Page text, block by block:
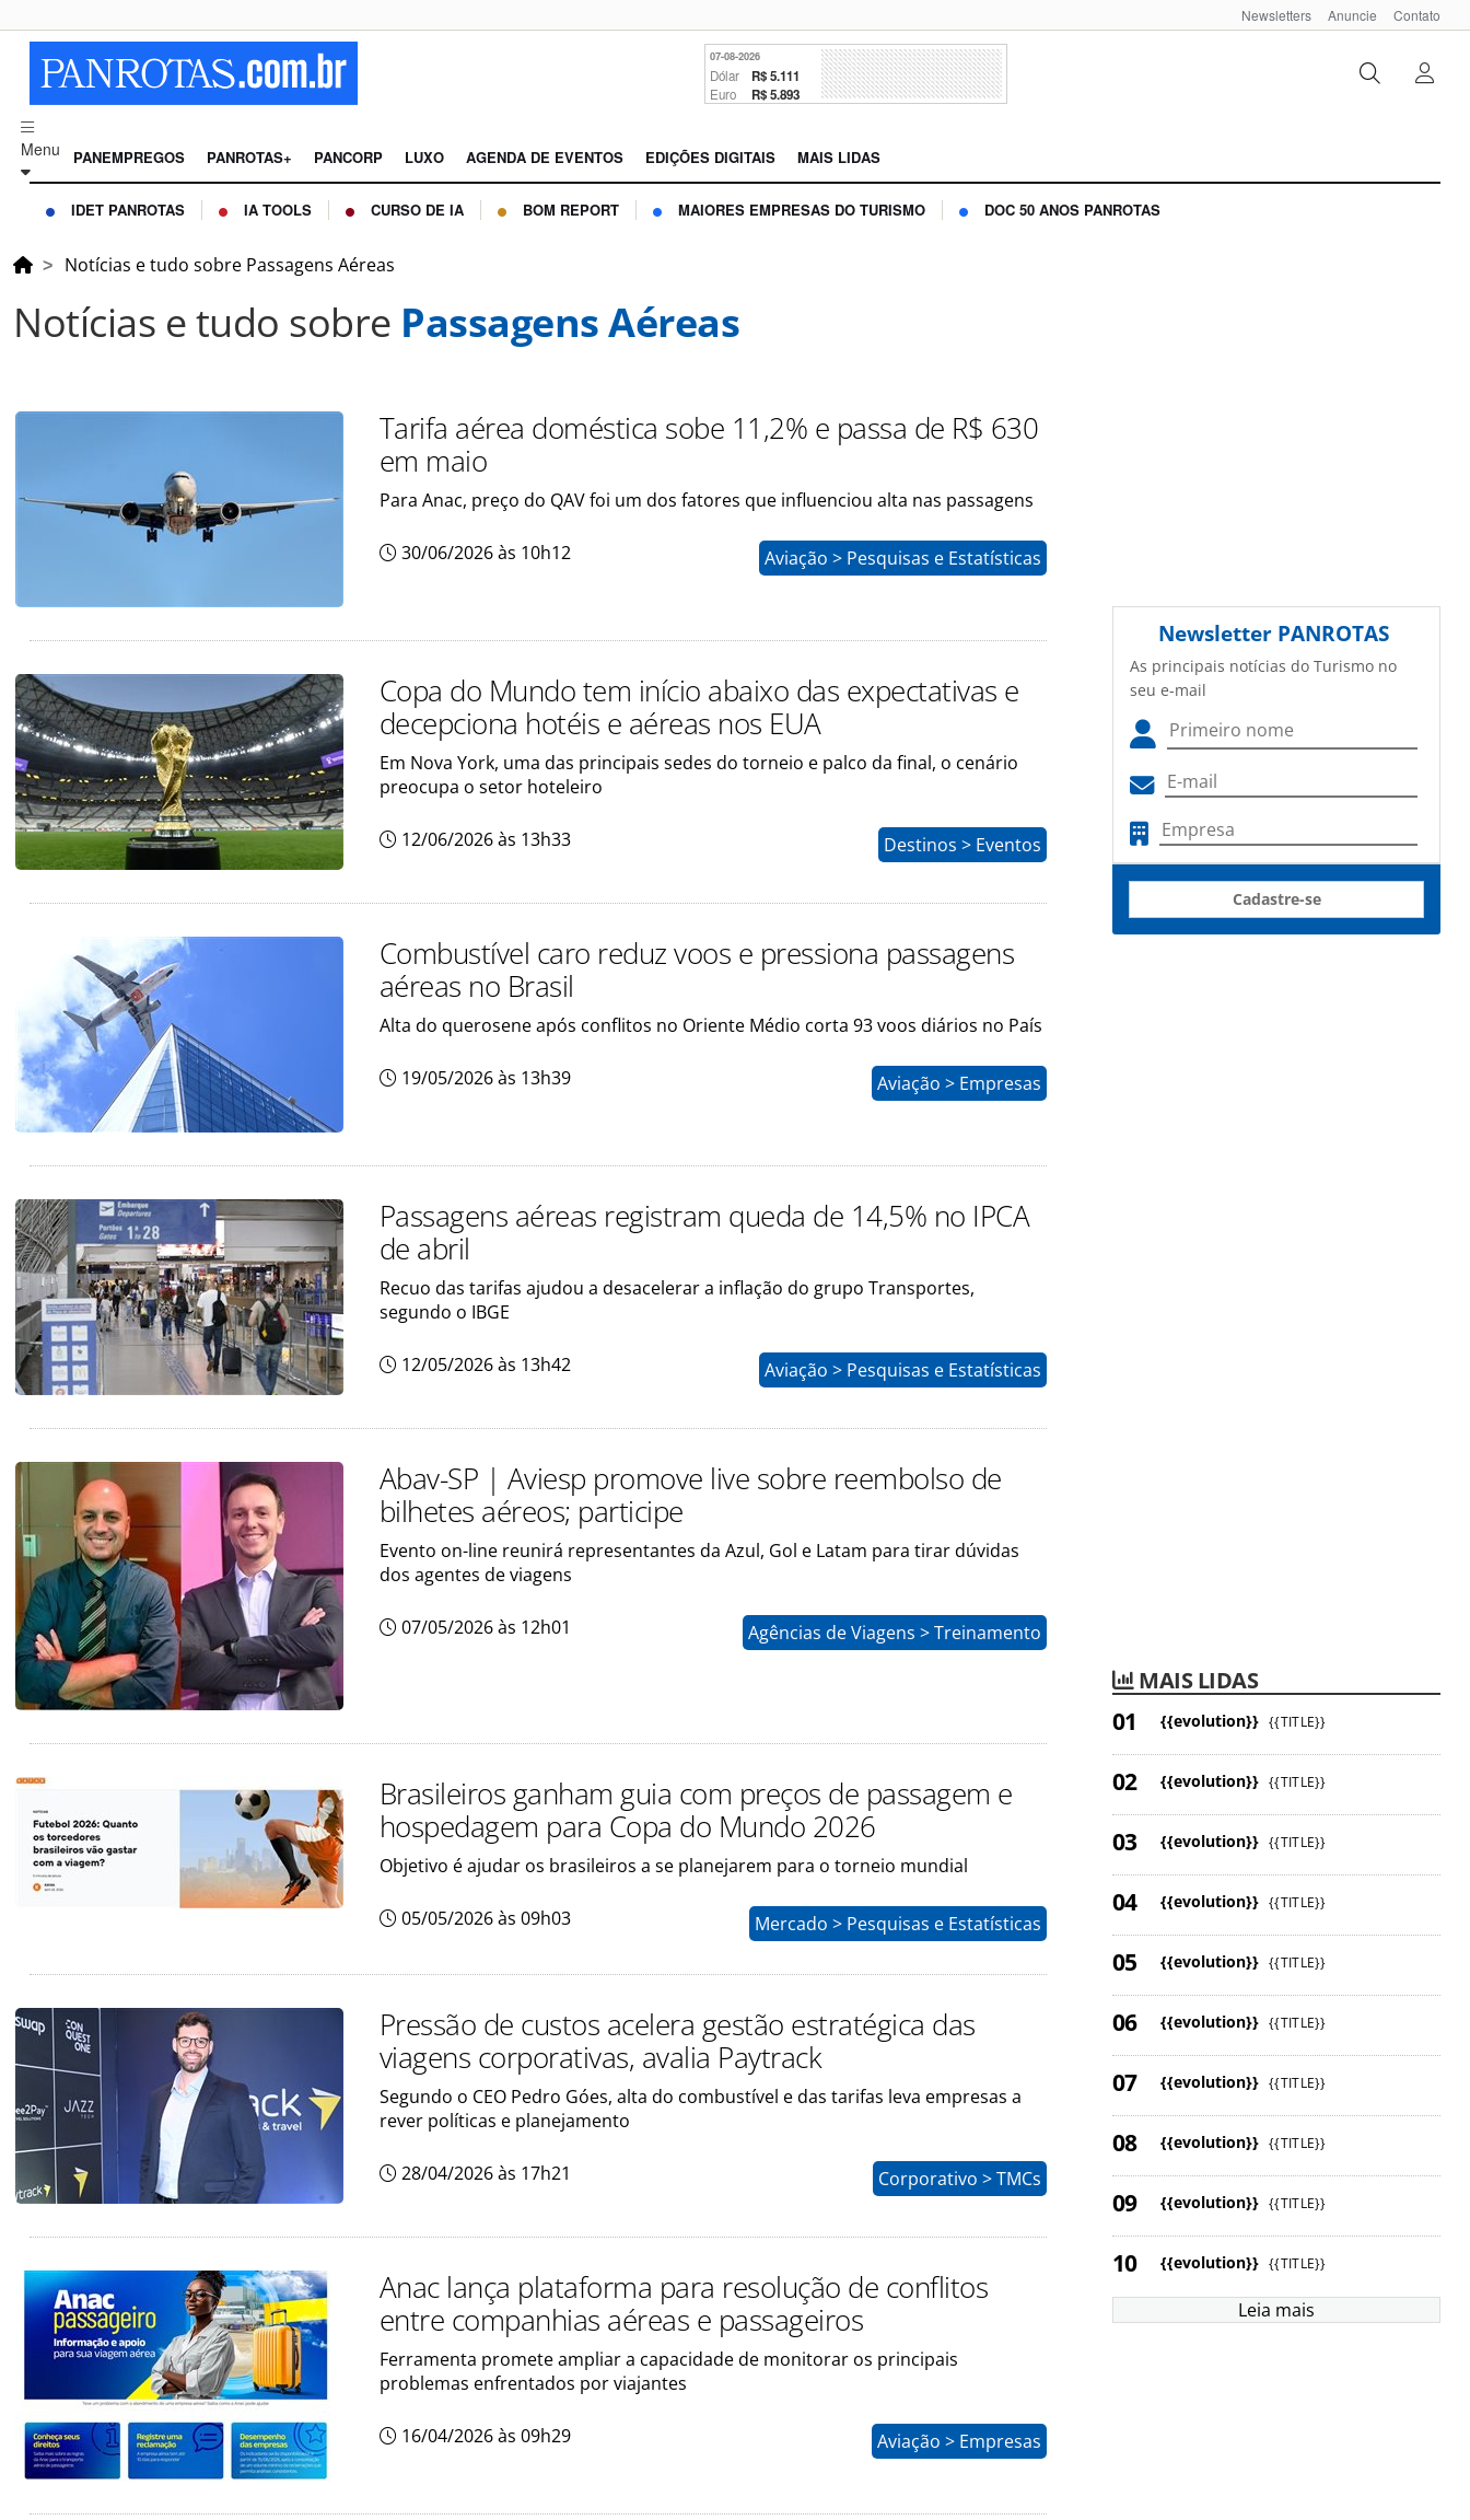
Newsletters Anuncie Contato
07-08-2026
Dólar R$ 5.111
Euro R$ 5.893
Menu PANEMPREGOS PANROTAS+ PANCORP LUXO AGENDA DE EVENTOS EDIÇÕES DIGITAIS MAIS LIDAS
IDET PANROTAS IA TOOLS CURSO DE IA BOM REPORT MAIORES EMPRESAS DO TURISMO DOC 50 ANOS PANROTAS
Notícias e tudo sobre Passagens Aéreas
Notícias e tudo sobre Passagens Aéreas
Tarifa aérea doméstica sobe 11,2% e passa de R$ 630
em maio
Para Anac, preço do QAV foi um dos fatores que influenciou alta nas passagens
30/06/2026 às 10h12 Aviação > Pesquisas e Estatísticas
Copa do Mundo tem início abaixo das expectativas e
decepciona hotéis e aéreas nos EUA
Em Nova York, uma das principais sedes do torneio e palco da final, o cenário
preocupa o setor hoteleiro
12/06/2026 às 13h33 Destinos > Eventos
Combustível caro reduz voos e pressiona passagens
aéreas no Brasil
Alta do querosene após conflitos no Oriente Médio corta 93 voos diários no País
19/05/2026 às 13h39 Aviação > Empresas
Passagens aéreas registram queda de 14,5% no IPCA
de abril
Recuo das tarifas ajudou a desacelerar a inflação do grupo Transportes,
segundo o IBGE
12/05/2026 às 13h42 Aviação > Pesquisas e Estatísticas
Abav-SP | Aviesp promove live sobre reembolso de
bilhetes aéreos; participe
Evento on-line reunirá representantes da Azul, Gol e Latam para tirar dúvidas
dos agentes de viagens
07/05/2026 às 12h01 Agências de Viagens > Treinamento
Brasileiros ganham guia com preços de passagem e
hospedagem para Copa do Mundo 2026
Objetivo é ajudar os brasileiros a se planejarem para o torneio mundial
05/05/2026 às 09h03 Mercado > Pesquisas e Estatísticas
Pressão de custos acelera gestão estratégica das
viagens corporativas, avalia Paytrack
Segundo o CEO Pedro Góes, alta do combustível e das tarifas leva empresas a
rever políticas e planejamento
28/04/2026 às 17h21 Corporativo > TMCs
Anac lança plataforma para resolução de conflitos
entre companhias aéreas e passageiros
Ferramenta promete ampliar a capacidade de monitorar os principais
problemas enfrentados por viajantes
16/04/2026 às 09h29 Aviação > Empresas
Newsletter PANROTAS
As principais notícias do Turismo no
seu e-mail
Cadastre-se
MAIS LIDAS
{{evolution}} {{TITLE}}
{{evolution}} {{TITLE}}
{{evolution}} {{TITLE}}
{{evolution}} {{TITLE}}
{{evolution}} {{TITLE}}
{{evolution}} {{TITLE}}
{{evolution}} {{TITLE}}
{{evolution}} {{TITLE}}
{{evolution}} {{TITLE}}
{{evolution}} {{TITLE}}
Leia mais